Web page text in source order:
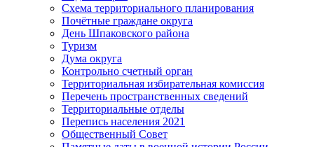
Схема территориального планирования
Почётные граждане округа
День Шпаковского района
Туризм
Дума округа
Контрольно счетный орган
Территориальная избирательная комиссия
Перечень пространственных сведений
Территориальные отделы
Перепись населения 2021
Общественный Совет